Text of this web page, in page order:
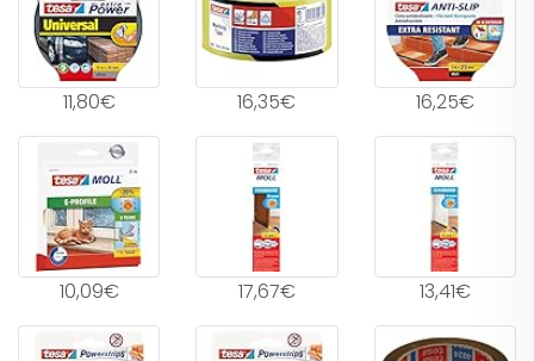
11,80€ 16,35€ 16,25€
10,09€ 17,67€ 13,41€